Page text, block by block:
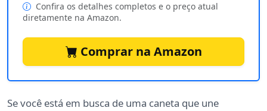
Confira os detalhes completos e o preço atual
diretamente na Amazon.
Comprar na Amazon
Se você está em busca de uma caneta que une